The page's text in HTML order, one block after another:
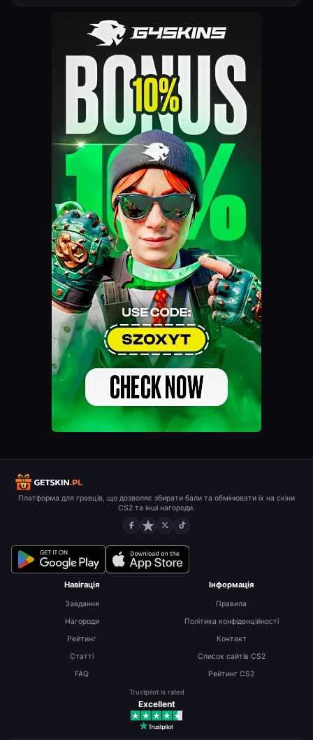
Платформа для гравців, що дозволяє збирати бали та обмінювати їх на скіни
CS2 та інші нагороди.
Навігація
Завдання
Нагороди
Рейтинг
Статті
FAQ
Інформація
Правила
Політика конфіденційності
Контакт
Список сайтів CS2
Рейтинг CS2
Trustpilot is rated
Excellent